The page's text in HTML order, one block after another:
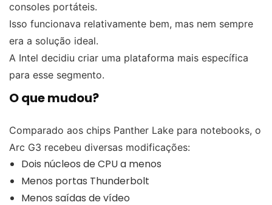
consoles portáteis.
Isso funcionava relativamente bem, mas nem sempre
era a solução ideal.
A Intel decidiu criar uma plataforma mais específica
para esse segmento.
O que mudou?
Comparado aos chips Panther Lake para notebooks, o
Arc G3 recebeu diversas modificações:
Dois núcleos de CPU a menos
Menos portas Thunderbolt
Menos saídas de vídeo